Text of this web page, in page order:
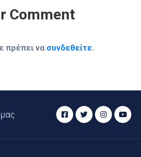
Comment
πρέπει να συνδεθείτε.